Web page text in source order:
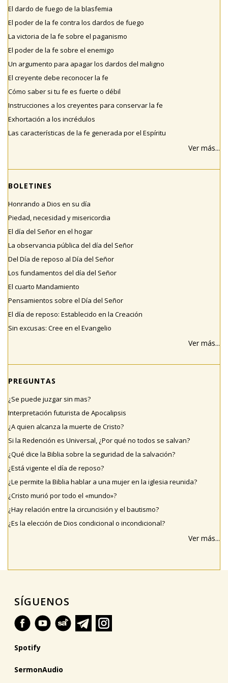
El dardo de fuego de la blasfemia
El poder de la fe contra los dardos de fuego
La victoria de la fe sobre el paganismo
El poder de la fe sobre el enemigo
Un argumento para apagar los dardos del maligno
El creyente debe reconocer la fe
Cómo saber si tu fe es fuerte o débil
Instrucciones a los creyentes para conservar la fe
Exhortación a los incrédulos
Las características de la fe generada por el Espíritu
Ver más...
BOLETINES
Honrando a Dios en su día
Piedad, necesidad y misericordia
El día del Señor en el hogar
La observancia pública del día del Señor
Del Día de reposo al Día del Señor
Los fundamentos del día del Señor
El cuarto Mandamiento
Pensamientos sobre el Día del Señor
El día de reposo: Establecido en la Creación
Sin excusas: Cree en el Evangelio
Ver más...
PREGUNTAS
¿Se puede juzgar sin mas?
Interpretación futurista de Apocalipsis
¿A quien alcanza la muerte de Cristo?
Si la Redención es Universal, ¿Por qué no todos se salvan?
¿Qué dice la Biblia sobre la seguridad de la salvación?
¿Está vigente el día de reposo?
¿Le permite la Biblia hablar a una mujer en la iglesia reunida?
¿Cristo murió por todo el «mundo»?
¿Hay relación entre la circuncisión y el bautismo?
¿Es la elección de Dios condicional o incondicional?
Ver más...
SÍGUENOS
Spotify
SermonAudio